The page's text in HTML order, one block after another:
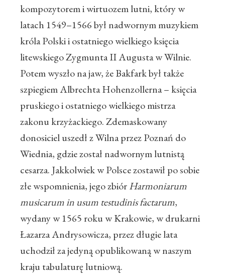
kompozytorem i wirtuozem lutni, który w
latach 1549–1566 był nadwornym muzykiem
króla Polski i ostatniego wielkiego księcia
litewskiego Zygmunta II Augusta w Wilnie.
Potem wyszło na jaw, że Bakfark był także
szpiegiem Albrechta Hohenzollerna – księcia
pruskiego i ostatniego wielkiego mistrza
zakonu krzyżackiego. Zdemaskowany
donosiciel uszedł z Wilna przez Poznań do
Wiednia, gdzie został nadwornym lutnistą
cesarza. Jakkolwiek w Polsce zostawił po sobie
złe wspomnienia, jego zbiórHarmoniarum
musicarum in usum testudinis factarum,
wydany w 1565 roku w Krakowie, w drukarni
Łazarza Andrysowicza, przez długie lata
uchodził za jedyną opublikowaną w naszym
kraju tabulaturę lutniową.